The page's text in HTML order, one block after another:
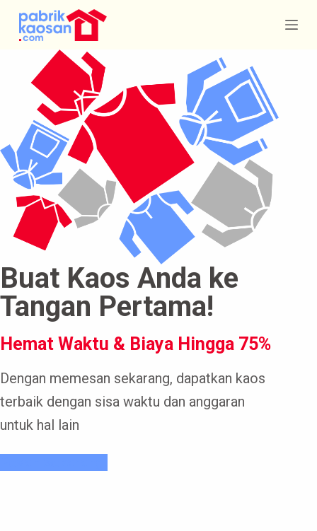
S
k
c
o
n
t
e
n
Buat Kaos Anda ke
Tangan Pertama!
Hemat Waktu & Biaya Hingga 75%
Dengan memesan sekarang, dapatkan kaos
terbaik dengan sisa waktu dan anggaran
untuk hal lain